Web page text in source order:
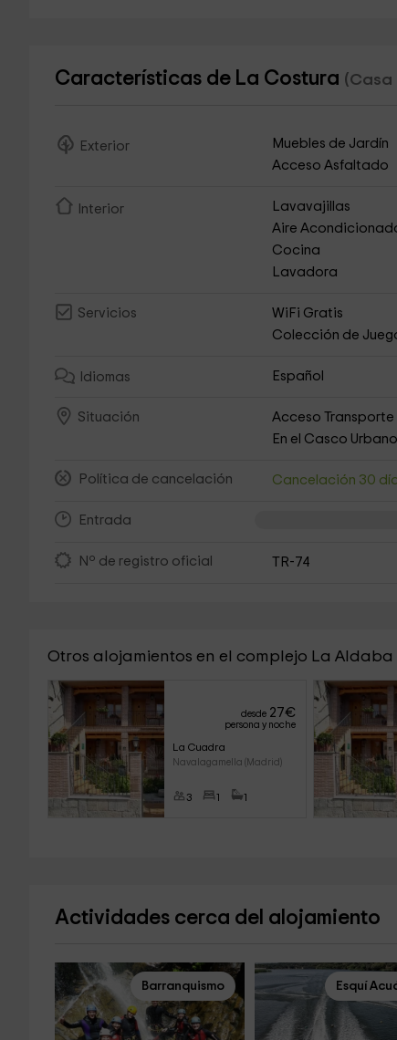
Características de La Costura (Casa
Exterior Muebles de Jardín
Acceso Asfaltado
Interior Lavavajillas
Aire
Cocina
Lavadora
Servicios WiFi Gratis
Colección de
Idiomas Español
Situación Acceso Transporte
En el Casco Urbano
Política de cancelación Cancelación 30
Entrada
Nº de registro oficial TR-74
Otros alojamientos en el complejo La Aldaba
desde 27€
persona y noche
La Cuadra
Navalagamella (Madrid)
3 1 1
Actividades cerca del alojamiento
Barranquismo Esquí